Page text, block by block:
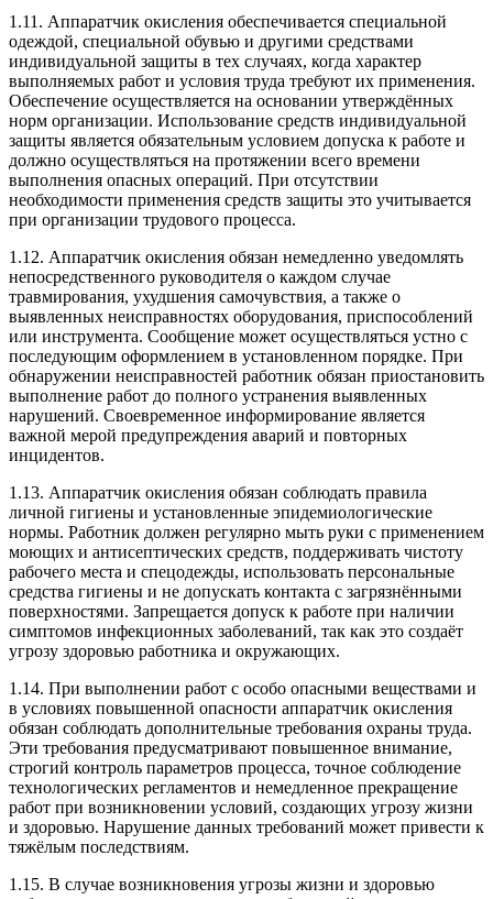
1.11. Аппаратчик окисления обеспечивается специальной
одеждой, специальной обувью и другими средствами
индивидуальной защиты в тех случаях, когда характер
выполняемых работ и условия труда требуют их применения.
Обеспечение осуществляется на основании утверждённых
норм организации. Использование средств индивидуальной
защиты является обязательным условием допуска к работе и
должно осуществляться на протяжении всего времени
выполнения опасных операций. При отсутствии
необходимости применения средств защиты это учитывается
при организации трудового процесса.
1.12. Аппаратчик окисления обязан немедленно уведомлять
непосредственного руководителя о каждом случае
травмирования, ухудшения самочувствия, а также о
выявленных неисправностях оборудования, приспособлений
или инструмента. Сообщение может осуществляться устно с
последующим оформлением в установленном порядке. При
обнаружении неисправностей работник обязан приостановить
выполнение работ до полного устранения выявленных
нарушений. Своевременное информирование является
важной мерой предупреждения аварий и повторных
инцидентов.
1.13. Аппаратчик окисления обязан соблюдать правила
личной гигиены и установленные эпидемиологические
нормы. Работник должен регулярно мыть руки с применением
моющих и антисептических средств, поддерживать чистоту
рабочего места и спецодежды, использовать персональные
средства гигиены и не допускать контакта с загрязнёнными
поверхностями. Запрещается допуск к работе при наличии
симптомов инфекционных заболеваний, так как это создаёт
угрозу здоровью работника и окружающих.
1.14. При выполнении работ с особо опасными веществами и
в условиях повышенной опасности аппаратчик окисления
обязан соблюдать дополнительные требования охраны труда.
Эти требования предусматривают повышенное внимание,
строгий контроль параметров процесса, точное соблюдение
технологических регламентов и немедленное прекращение
работ при возникновении условий, создающих угрозу жизни
и здоровью. Нарушение данных требований может привести к
тяжёлым последствиям.
1.15. В случае возникновения угрозы жизни и здоровью